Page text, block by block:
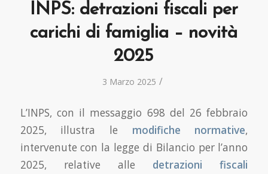
INPS: detrazioni fiscali per
carichi di famiglia – novità
2025
3 Marzo 2025 /
L’INPS, con il messaggio 698 del 26 febbraio
2025, illustra le modifiche normative,
intervenute con la legge di Bilancio per l’anno
2025, relative alle detrazioni fiscali